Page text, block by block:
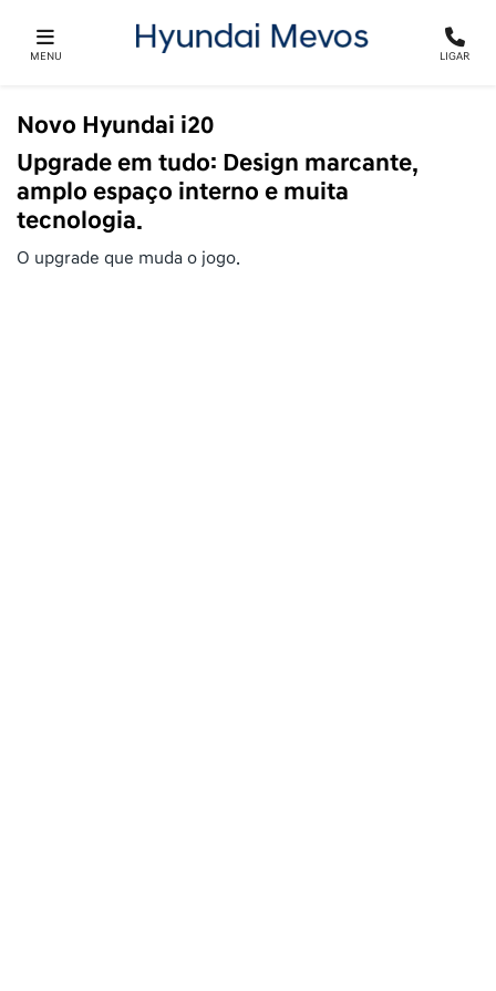
MENU LIGAR
Novo Hyundai i20
Upgrade em tudo: Design marcante,
amplo espaço interno e muita
tecnologia.
O upgrade que muda o jogo.